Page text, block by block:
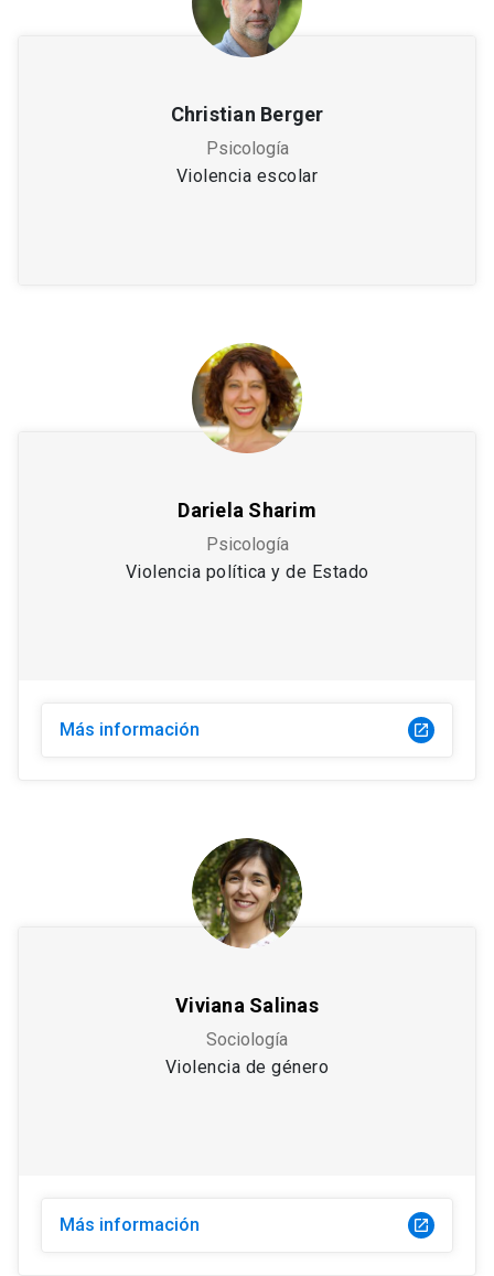
Christian Berger
Psicología
Violencia escolar
Dariela Sharim
Psicología
Violencia política y de Estado
Más información launch
Viviana Salinas
Sociología
Violencia de género
Más información launch